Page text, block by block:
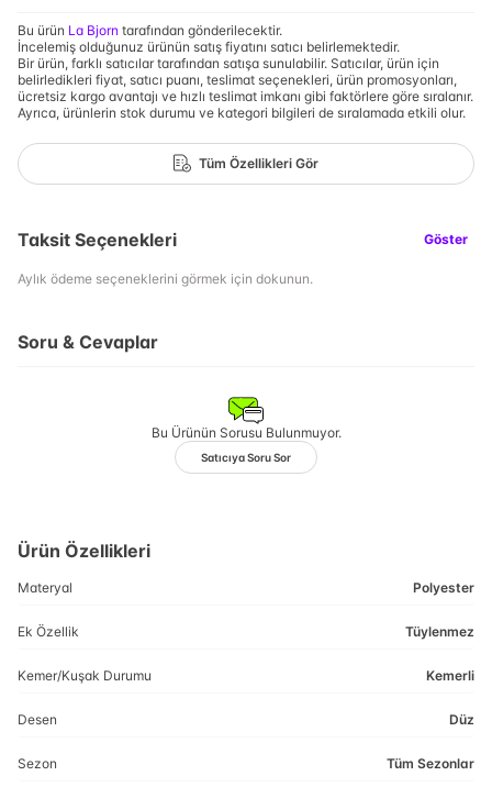
Bu ürün La Bjorn tarafından gönderilecektir.
İncelemiş olduğunuz ürünün satış fiyatını satıcı belirlemektedir.
Bir ürün, farklı satıcılar tarafından satışa sunulabilir. Satıcılar, ürün için
belirledikleri fiyat, satıcı puanı, teslimat seçenekleri, ürün promosyonları,
ücretsiz kargo avantajı ve hızlı teslimat imkanı gibi faktörlere göre sıralanır.
Ayrıca, ürünlerin stok durumu ve kategori bilgileri de sıralamada etkili olur.
Tüm Özellikleri Gör
Taksit Seçenekleri Göster
Aylık ödeme seçeneklerini görmek için dokunun.
Soru & Cevaplar
Bu Ürünün Sorusu Bulunmuyor.
Satıcıya Soru Sor
Ürün Özellikleri
Materyal Polyester
Ek Özellik Tüylenmez
Kemer/Kuşak Durumu Kemerli
Desen Düz
Sezon Tüm Sezonlar